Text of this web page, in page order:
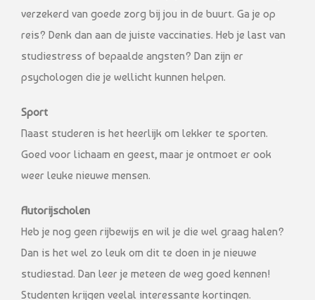
verzekerd van goede zorg bij jou in de buurt. Ga je op
reis? Denk dan aan de juiste vaccinaties. Heb je last van
studiestress of bepaalde angsten? Dan zijn er
psychologen die je wellicht kunnen helpen.
Sport
Naast studeren is het heerlijk om lekker te sporten.
Goed voor lichaam en geest, maar je ontmoet er ook
weer leuke nieuwe mensen.
Autorijscholen
Heb je nog geen rijbewijs en wil je die wel graag halen?
Dan is het wel zo leuk om dit te doen in je nieuwe
studiestad. Dan leer je meteen de weg goed kennen!
Studenten krijgen veelal interessante kortingen.